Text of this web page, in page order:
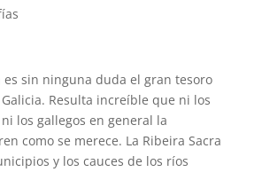
es sin ninguna duda el gran tesoro
Resulta increíble que ni los
los gallegos en general la
como se merece. La Ribeira Sacra
y los cauces de los ríos